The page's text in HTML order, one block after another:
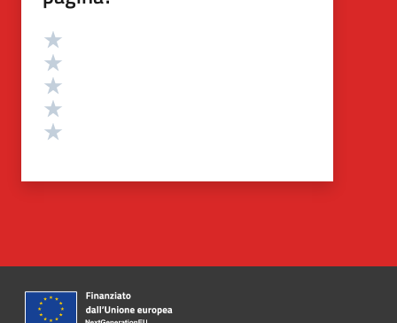
Valutazione